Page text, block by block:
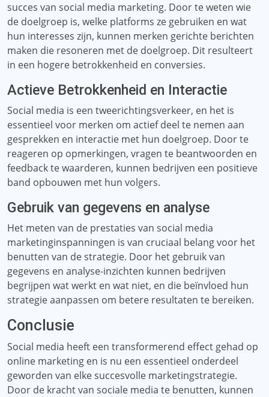
succes van social media marketing. Door te weten wie
de doelgroep is, welke platforms ze gebruiken en wat
hun interesses zijn, kunnen merken gerichte berichten
maken die resoneren met de doelgroep. Dit resulteert
in een hogere betrokkenheid en conversies.
Actieve Betrokkenheid en Interactie
Social media is een tweerichtingsverkeer, en het is
essentieel voor merken om actief deel te nemen aan
gesprekken en interactie met hun doelgroep. Door te
reageren op opmerkingen, vragen te beantwoorden en
feedback te waarderen, kunnen bedrijven een positieve
band opbouwen met hun volgers.
Gebruik van gegevens en analyse
Het meten van de prestaties van social media
marketinginspanningen is van cruciaal belang voor het
benutten van de strategie. Door het gebruik van
gegevens en analyse-inzichten kunnen bedrijven
begrijpen wat werkt en wat niet, en die beïnvloed hun
strategie aanpassen om betere resultaten te bereiken.
Conclusie
Social media heeft een transformerend effect gehad op
online marketing en is nu een essentieel onderdeel
geworden van elke succesvolle marketingstrategie.
Door de kracht van sociale media te benutten, kunnen